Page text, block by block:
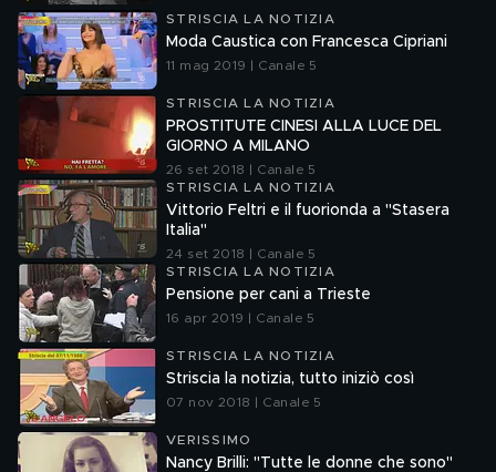
STRISCIA LA NOTIZIA
Moda Caustica con Francesca Cipriani
11 mag 2019 | Canale 5
STRISCIA LA NOTIZIA
PROSTITUTE CINESI ALLA LUCE DEL
GIORNO A MILANO
26 set 2018 | Canale 5
STRISCIA LA NOTIZIA
Vittorio Feltri e il fuorionda a "Stasera
Italia"
24 set 2018 | Canale 5
STRISCIA LA NOTIZIA
Pensione per cani a Trieste
16 apr 2019 | Canale 5
STRISCIA LA NOTIZIA
Striscia la notizia, tutto iniziò così
07 nov 2018 | Canale 5
VERISSIMO
Nancy Brilli: "Tutte le donne che sono"